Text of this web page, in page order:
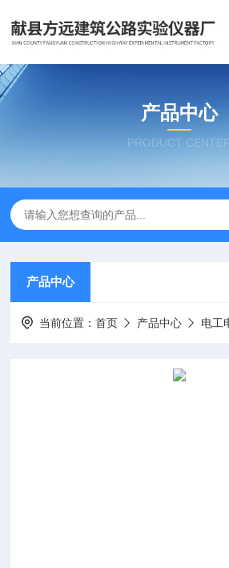
产品中心
PRODUCT
产品中心
当前位置：首页 产品中心 电工